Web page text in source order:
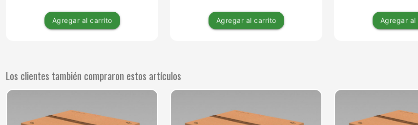
Agregar al carrito Agregar al carrito Agregar al
Los clientes también compraron estos artículos